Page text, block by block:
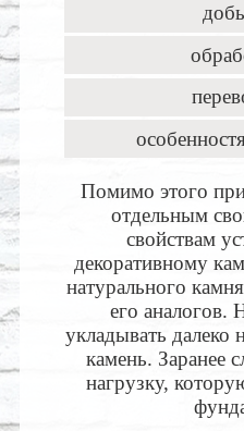
Помимо этого
отдельным
свойствам
декоративному
натурального
его аналогов.
укладывать
камень. Заранее
нагрузку,